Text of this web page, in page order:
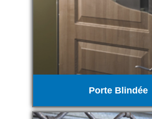
Porte Blindée